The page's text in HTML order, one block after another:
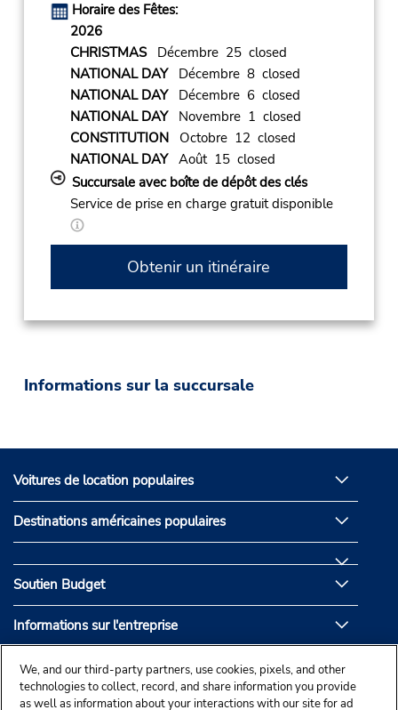
Horaire des Fêtes:
2026
CHRISTMASDécembre 25 closed
NATIONAL DAYDécembre 8 closed
NATIONAL DAYDécembre 6 closed
NATIONAL DAYNovembre 1 closed
CONSTITUTIONOctobre 12 closed
NATIONAL DAYAoût 15 closed
Succursale avec boîte de dépôt des clés
Service de prise en charge gratuit disponible
Obtenir un itinéraire
Informations sur la succursale
Voitures de location populaires
Destinations américaines populaires
Soutien Budget
Informations sur l'entreprise
Partenaires de Budget
We, and our third-party partners, use cookies, pixels, and other
technologies to collect, record, and share information you provide
as well as information about your interactions with our site for ad